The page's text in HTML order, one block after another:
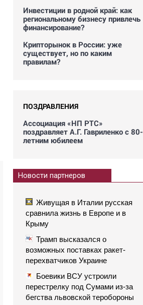
Инвестиции в родной край: как
региональному бизнесу привлечь
финансирование?
Крипторынок в России: уже
существует, но по каким
правилам?
ПОЗДРАВЛЕНИЯ
Ассоциация «НП РТС»
поздравляет А.Г. Гавриленко с 80-
летним юбилеем
Новости партнеров
Живущая в Италии русская
сравнила жизнь в Европе и в
Крыму
Трамп высказался о
возможных поставках ракет-
перехватчиков Украине
Боевики ВСУ устроили
перестрелку под Сумами из-за
бегства львовской теробороны